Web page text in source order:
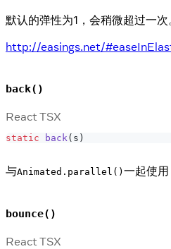
默认的弹性为1，会稍微超过一
http://easings.net/
back()
React TSX
static back( s )
与Animated.parallel() 一起使
bounce()
React TSX